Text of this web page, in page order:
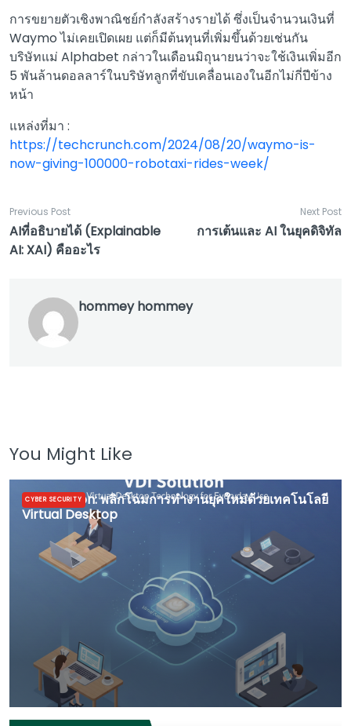
การขยายตัวเชิงพาณิชย์กำลังสร้างรายได้ ซึ่งเป็นจำนวนเงินที่
Waymo ไม่เคยเปิดเผย แต่ก็มีต้นทุนที่เพิ่มขึ้นด้วยเช่นกัน
บริษัทแม่ Alphabet กล่าวในเดือนมิถุนายนว่าจะใช้เงินเพิ่มอีก
5 พันล้านดอลลาร์ในบริษัทลูกที่ขับเคลื่อนเองในอีกไม่กี่ปีข้าง
หน้า
แหล่งที่มา :
https://techcrunch.com/2024/08/20/waymo-is-
now-giving-100000-robotaxi-rides-week/
Previous Post
AIที่อธิบายได้ (Explainable
AI: XAI) คืออะไร
Next Post
การเต้นและ AI ในยุคดิจิทัล
hommey hommey
You Might Like
VDI Solution: พลิกโฉมการทำงานยุคใหม่ด้วยเทคโนโลยี
Virtual Desktop
CYBER SECURITY